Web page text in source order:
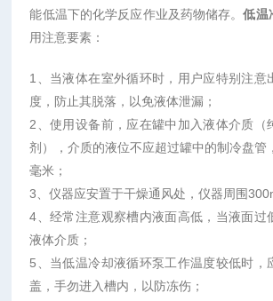
能低温下的化学反应作业及药物储存。低温
用注意要素：
1
、当液体在室外循环时，用户应特别注意
度，防止其脱落，以免液体泄漏；
2 、使用设备前，应在罐中加入液体介质
剂），介质的液位不应超过罐中的制冷盘管
毫米；
3 、仪器应安置于干燥通风处，仪器周围
4 、经常注意观察槽内液面高低，当液面过
液体介质；
5 、当低温冷却液循环泵工作温度较低时，
盖，手勿进入槽内，以防冻伤；